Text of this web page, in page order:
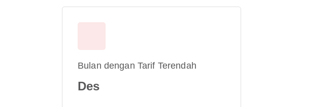
Bulan dengan Tarif Terendah
Des